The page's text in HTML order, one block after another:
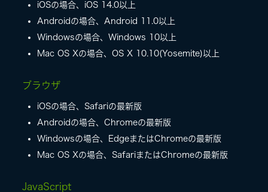
iOSの場合、iOS 14.0以上
Androidの場合、Android 11.0以上
Windowsの場合、Windows 10以上
Mac OS Xの場合、OS X 10.10(Yosemite)以上
ブラウザ
iOSの場合、Safariの最新版
Androidの場合、Chromeの最新版
Windowsの場合、EdgeまたはChromeの最新版
Mac OS Xの場合、SafariまたはChromeの最新版
JavaScript